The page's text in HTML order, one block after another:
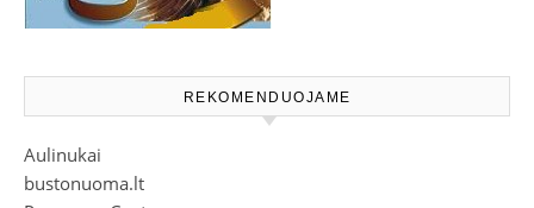
REKOMENDUOJAME
Aulinukai
bustonuoma.lt